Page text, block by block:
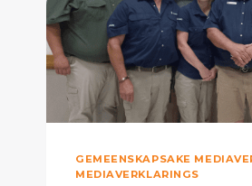
GEMEENSKAPSAKE
MEDIAVERKLARINGS